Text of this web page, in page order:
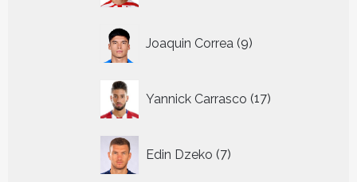
Joaquin Correa 9
producten
Yannick Carrasco 17
producten
Edin Dzeko 7
producten